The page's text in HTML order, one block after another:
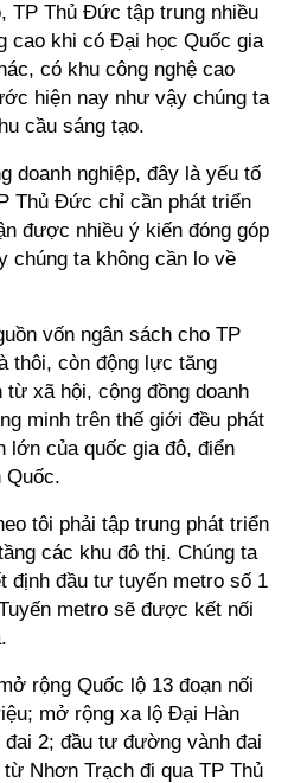
TP Thủ Đức tập trung nhiều
cao khi có Đại học Quốc gia
có khu công nghệ cao
hiện nay như vậy chúng ta
cầu sáng tạo.
doanh nghiệp, đây là yếu tố
Thủ Đức chỉ cần phát triển
được nhiều ý kiến đóng góp
chúng ta không cần lo về
vốn ngân sách cho TP
thôi, còn động lực tăng
xã hội, cộng đồng doanh
minh trên thế giới đều phát
lớn của quốc gia đô, điển
Quốc.
tôi phải tập trung phát triển
các khu đô thị. Chúng ta
định đầu tư tuyến metro số 1
metro sẽ được kết nối
rộng Quốc lộ 13 đoạn nối
mở rộng xa lộ Đại Hàn
2; đầu tư đường vành đai
Nhơn Trạch đi qua TP Thủ